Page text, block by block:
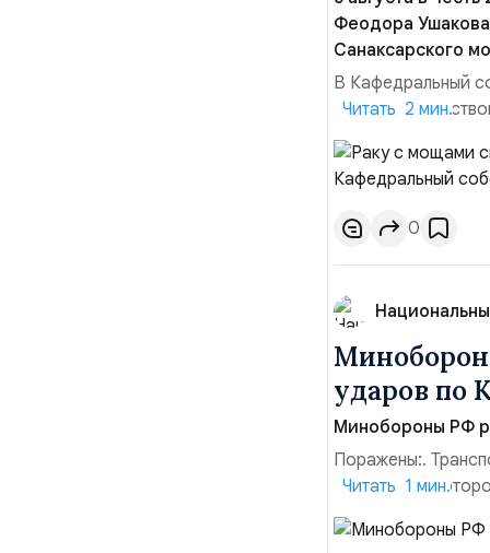
Феодора
Санаксарского
В Кафедральный
адмиралы,
Ушакова 25 лет
Балтийским
Комоедов,
Читать 2 мин.
0
ударов по
Минобороны РФ
Поражены:.
территории
прилегающего
помещения
Читать 1 мин.